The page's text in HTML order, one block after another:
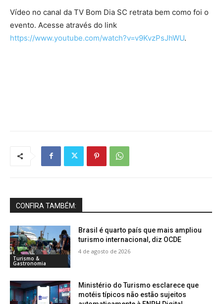
Vídeo no canal da TV Bom Dia SC retrata bem como foi o
evento. Acesse através do link
https://www.youtube.com/watch?v=v9KvzPsJhWU.
CONFIRA TAMBÉM:
Turismo &
Gastronomia
Brasil é quarto país que mais ampliou
turismo internacional, diz OCDE
4 de agosto de 2026
Ministério do Turismo esclarece que
motéis típicos não estão sujeitos